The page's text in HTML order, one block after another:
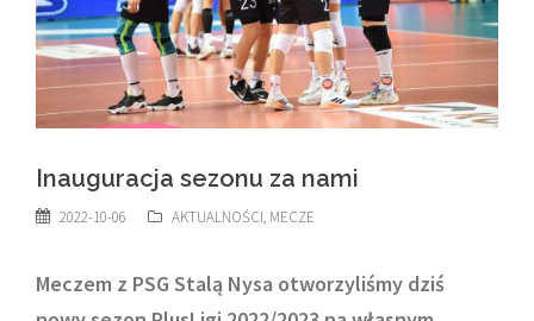
Inauguracja sezonu za nami
2022-10-06 AKTUALNOŚCI, MECZE
Meczem z PSG Stalą Nysa otworzyliśmy dziś